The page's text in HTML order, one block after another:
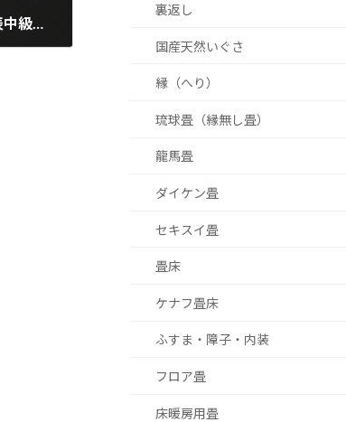
大阪畳替え 高槻市緑ヶ丘 四川表中級品新調畳
裏返し
国産天然いぐさ
縁（へり）
琉球畳（縁無し畳）
龍馬畳
ダイケン畳
セキスイ畳
畳床
ケナフ畳床
ふすま・障子・内装
フロア畳
床暖房用畳